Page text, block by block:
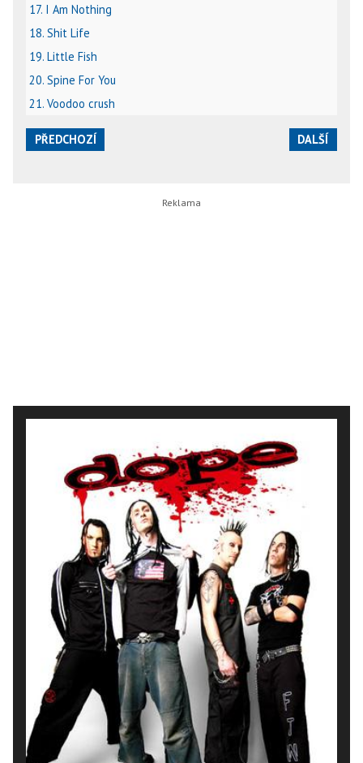
17. I Am Nothing
18. Shit Life
19. Little Fish
20. Spine For You
21. Voodoo crush
PŘEDCHOZÍ DALŠÍ